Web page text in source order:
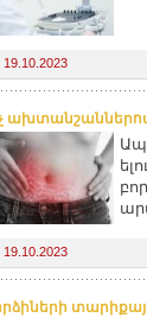
19.10.2023
19.10.2023